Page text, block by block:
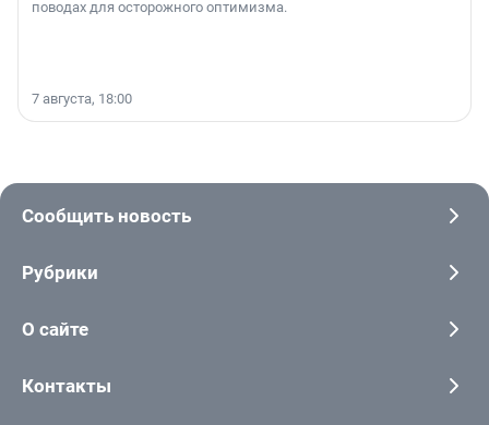
поводах для осторожного оптимизма.
7 августа, 18:00
Сообщить новость
Рубрики
О сайте
Контакты